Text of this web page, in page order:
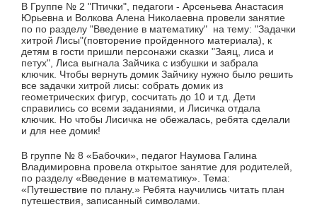
В Группе № 2 "Птички", педагоги - Арсеньева Анастасия
Юрьевна и Волкова Алена Николаевна провели занятие
по по разделу "Введение в математику" на тему: "Задачки
хитрой Лисы"(повторение пройденного материала), к
детям в гости пришли персонажи сказки "Заяц, лиса и
петух", Лиса выгнала Зайчика с избушки и забрала
ключик. Чтобы вернуть домик Зайчику нужно было решить
все задачки хитрой лисы: собрать домик из
геометрических фигур, сосчитать до 10 и т.д. Дети
справились со всеми заданиями, и Лисичка отдала
ключик. Но чтобы Лисичка не обежалась, ребята сделали
и для нее домик!
В группе № 8 «Бабочки», педагог Наумова Галина
Владимировна провела открытое занятие для родителей,
по разделу «Введение в математику». Тема:
«Путешествие по плану.» Ребята научились читать план
путешествия, записанный символами.